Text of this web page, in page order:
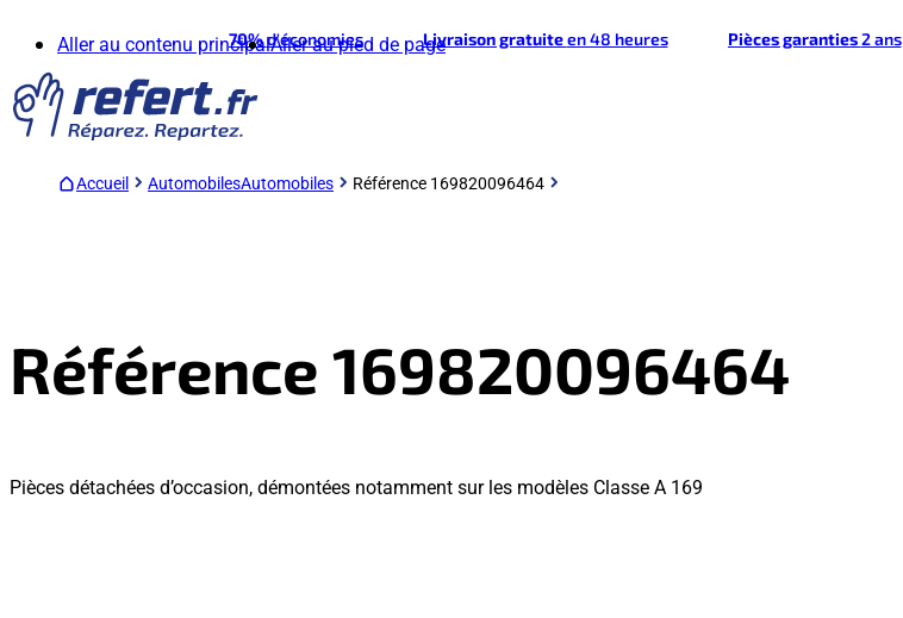
Aller au contenu principalAller au pied de page
70%d'économies Livraison gratuiteen 48 heures Pièces garanties2 ans
Accueil AutomobilesAutomobiles Référence 169820096464
Référence 169820096464
Pièces détachées d’occasion, démontées notamment sur les modèles Classe A 169